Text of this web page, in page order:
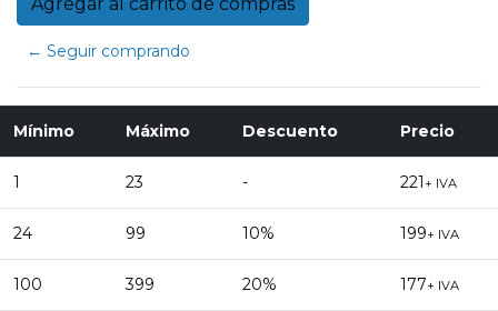
← Seguir comprando
Mínimo Máximo Descuento Precio
1 23 - 221 + IVA
24 99 10% 199+ IVA
100 399 20% 177+ IVA